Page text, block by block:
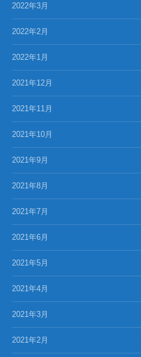
2022年3月
2022年2月
2022年1月
2021年12月
2021年11月
2021年10月
2021年9月
2021年8月
2021年7月
2021年6月
2021年5月
2021年4月
2021年3月
2021年2月